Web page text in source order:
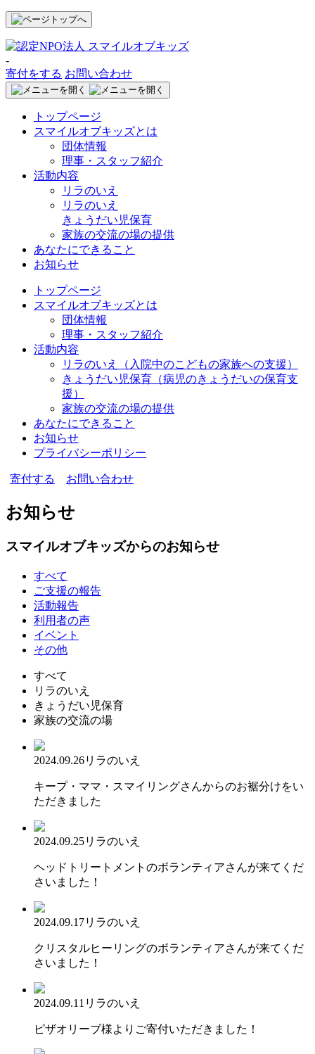
-
寄付をする お問い合わせ
トップページ
スマイルオブキッズとは
団体情報
理事・スタッフ紹介
活動内容
リラのいえ
リラのいえ
きょうだい児保育
家族の交流の場の提供
あなたにできること
お知らせ
トップページ
スマイルオブキッズとは
団体情報
理事・スタッフ紹介
活動内容
リラのいえ
（入院中のこどもの家族への支援）
きょうだい児保育 （病児のきょうだいの保育支
援）
家族の交流の場の提供
あなたにできること
お知らせ
プライバシーポリシー
寄付する お問い合わせ
お知らせ
スマイルオブキッズからのお知らせ
すべて
ご支援の報告
活動報告
利用者の声
イベント
その他
すべて
リラのいえ
きょうだい児保育
家族の交流の場
2024.09.26リラのいえ
キープ・ママ・スマイリングさんからのお裾分けをい
ただきました
2024.09.25リラのいえ
ヘッドトリートメントのボランティアさんが来てくだ
さいました！
2024.09.17リラのいえ
クリスタルヒーリングのボランティアさんが来てくだ
さいました！
2024.09.11 リラのいえ
ピザオリーブ様よりご寄付いただきました！